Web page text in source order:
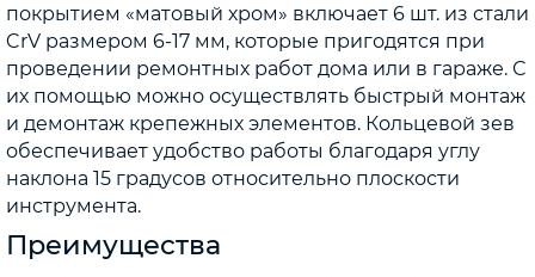
покрытием «матовый хром» включает 6 шт. из стали
CrV размером 6-17 мм, которые пригодятся при
проведении ремонтных работ дома или в гараже. С
их помощью можно осуществлять быстрый монтаж
и демонтаж крепежных элементов. Кольцевой зев
обеспечивает удобство работы благодаря углу
наклона 15 градусов относительно плоскости
инструмента.
Преимущества